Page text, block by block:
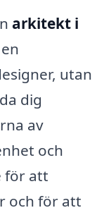
arkitekt i
utan
dig
av
och
för att
och för att